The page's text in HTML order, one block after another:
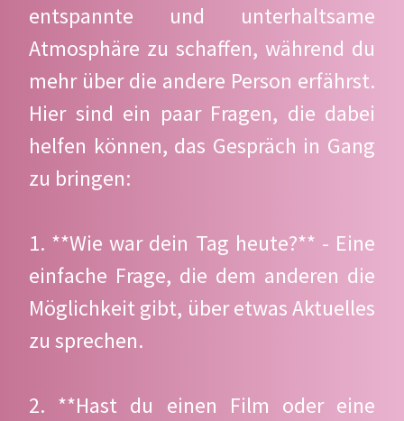
entspannte und unterhaltsame
Atmosphäre zu schaffen, während du
mehr über die andere Person erfährst.
Hier sind ein paar Fragen, die dabei
helfen können, das Gespräch in Gang
zu bringen:
1. **Wie war dein Tag heute?** - Eine
einfache Frage, die dem anderen die
Möglichkeit gibt, über etwas Aktuelles
zu sprechen.
2. **Hast du einen Film oder eine